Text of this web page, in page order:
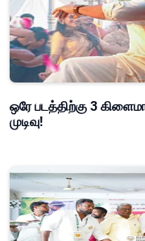
ஒரே படத்திற்கு 3
முடிவு!